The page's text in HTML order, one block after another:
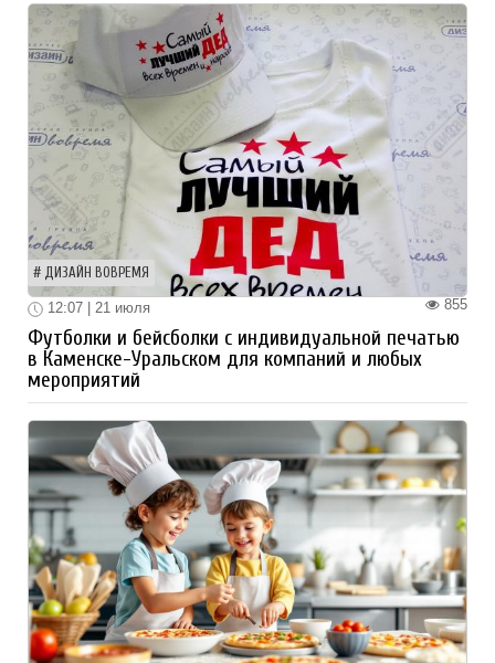
ДИЗАЙН ВОВРЕМЯ
855
12:07 | 21 июля
Футболки и бейсболки с индивидуальной печатью
в Каменске-Уральском для компаний и любых
мероприятий